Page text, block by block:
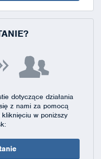
dotyczące działania
z nami za pomocą
w poniższy